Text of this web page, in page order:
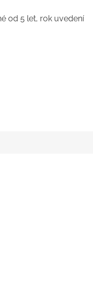
od 5 let, rok uvedení